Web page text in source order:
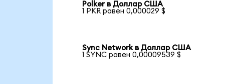
Polker в Доллар США
1 PKR равен 0,000029 $
Sync Network в Доллар США
1 SYNC равен 0,00009539 $